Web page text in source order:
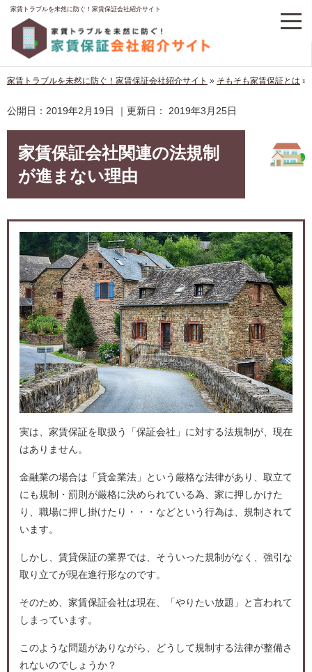
家賃トラブルを未然に防ぐ！家賃保証会社紹介サイト
家賃トラブルを未然に防ぐ！家賃保証会社紹介サイト » そもそも家賃保証とは »
公開日： 2019年2月19日 ｜更新日： 2019年3月25日
家賃保証会社関連の法規制
が進まない理由
実は、家賃保証を取扱う「保証会社」に対する法規制が、現在
はありません。
金融業の場合は「貸金業法」という厳格な法律があり、取立て
にも規制・罰則が厳格に決められている為、家に押しかけた
り、職場に押し掛けたり・・・などという行為は、規制されて
います。
しかし、賃貸保証の業界では、そういった規制がなく、強引な
取り立てが現在進行形なのです。
そのため、家賃保証会社は現在、「やりたい放題」と言われて
しまっています。
このような問題がありながら、どうして規制する法律が整備さ
れないのでしょうか？